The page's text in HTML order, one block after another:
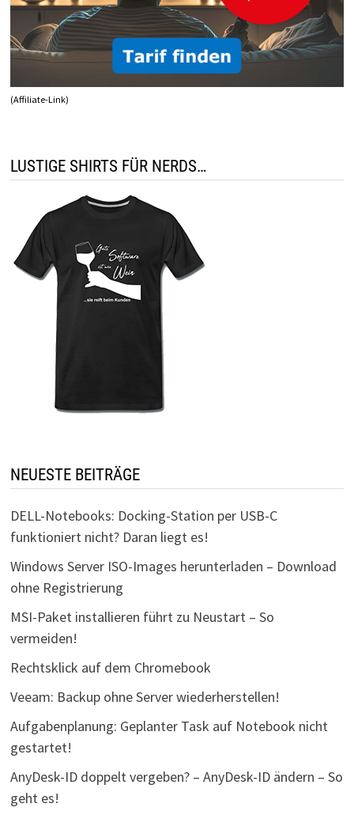
(Affiliate-Link)
LUSTIGE SHIRTS FÜR NERDS…
NEUESTE BEITRÄGE
DELL-Notebooks: Docking-Station per USB-C
funktioniert nicht? Daran liegt es!
Windows Server ISO-Images herunterladen – Download
ohne Registrierung
MSI-Paket installieren führt zu Neustart – So
vermeiden!
Rechtsklick auf dem Chromebook
Veeam: Backup ohne Server wiederherstellen!
Aufgabenplanung: Geplanter Task auf Notebook nicht
gestartet!
AnyDesk-ID doppelt vergeben? – AnyDesk-ID ändern – So
geht es!